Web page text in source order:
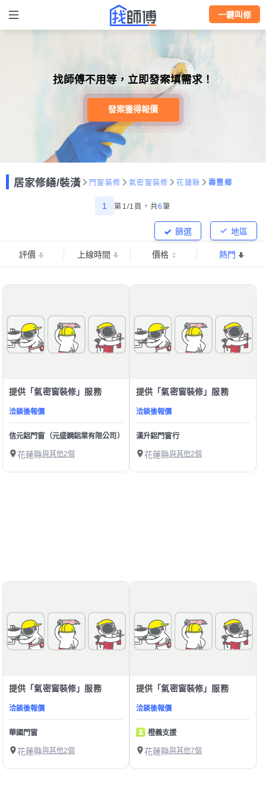
一鍵叫修
找師傅不用等，立即發案填需求！
發案獲得報價
居家修繕/裝潢 門窗裝修 氣密窗裝修 花蓮縣 壽豐鄉
1 第1/1頁， 共6筆
地區
篩選
評價 上線時間 價格 熱門
提供「氣密窗裝修」服務
洽談後報價
信元鋁門窗（元盛鋼鋁業有限公司）
花蓮縣與其他2個
提供「氣密窗裝修」服務
洽談後報價
漢升鋁門窗行
花蓮縣與其他2個
提供「氣密窗裝修」服務
洽談後報價
華國門窗
花蓮縣與其他2個
提供「氣密窗裝修」服務
洽談後報價
橙義支援
花蓮縣與其他7個